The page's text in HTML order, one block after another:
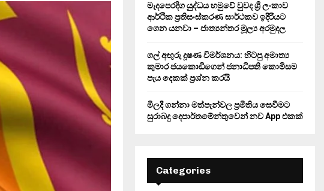
මැදපෙරදිග යුද්ධය හමුවේ වුවද ශ්‍රී ලංකාව
ආර්ථික ප්‍රතිසංස්කරණ සාර්ථකව ඉදිරියට
ගෙන යනවා – ජාත්‍යන්තර මූල්‍ය අරමුදල
ගල් අඟුරු දූෂණ විමර්ශනය: හිටපු අමාත්‍ය
කුමාර ජයකොඩිගෙන් ජනාධිපති කොමිසම
පැය දෙකක් ප්‍රශ්න කරයි
මිලදී ගන්නා මත්පැන්වල ප්‍රමිතිය සෙවීමට
සුරාබදු දෙපාර්තමේන්තුවෙන් නව App එකක්
Categories